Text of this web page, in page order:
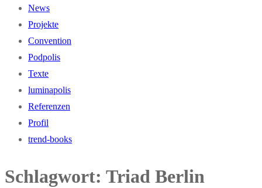
News
Projekte
Convention
Podpolis
Texte
luminapolis
Referenzen
Profil
trend-books
Schlagwort: Triad Berlin